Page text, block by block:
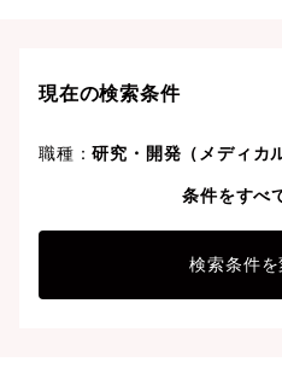
現在の検索条件
職種：研究・開発（メディカ
条件をすべ
検索条件